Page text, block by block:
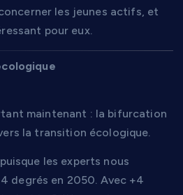
les jeunes actifs, et
pour eux.
maintenant : la bifurcation
la transition écologique.
les experts nous
degrés en 2050. Avec +4